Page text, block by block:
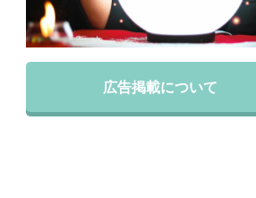
広告掲載について